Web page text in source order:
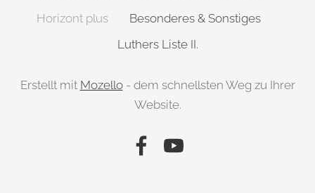
Horizont plus
Besonderes & Sonstiges
Luthers Liste II.
Erstellt mit Mozello- dem schnellsten Weg zu Ihrer
Website.